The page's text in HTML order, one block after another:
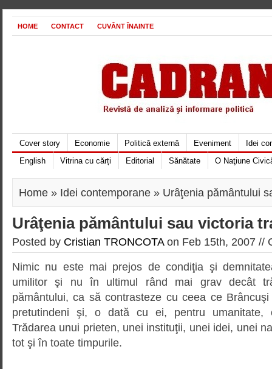
HOME CONTACT CUVÂNT ÎNAINTE
Cover story Economie Politică externă Eveniment
Idei
English
Vitrina cu cărți Editorial Sănătate O Naţiune
Home » Idei contemporane » Urâţenia pământului
Urâţenia pământului sau victoria
Posted by Cristian TRONCOTAon Feb 15th, 2007 //
Nimic nu este mai prejos de condiţia şi
umilitor şi nu în ultimul rând mai grav decât
pământului, ca să contrasteze cu ceea ce
pretutindeni şi, o dată cu ei, pentru umanitate,
Trădarea unui prieten, unei instituţii, unei idei, unei
tot şi în toate timpurile.